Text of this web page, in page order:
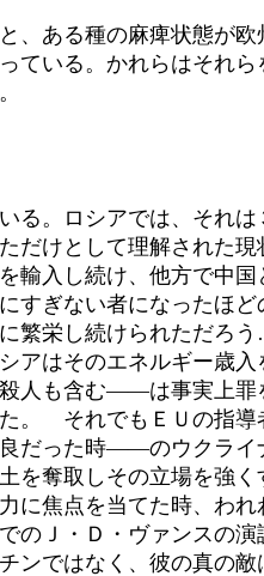
ある種の麻痺状態が
ている。かれらはそれ
。ロシアでは、それ
だけとして理解された
輸入し続け、他方で中
すぎない者になったほ
繁栄し続けられただろ
はそのエネルギー歳
も含む――は事実上罪
。 それでもＥＵの指
った時――のウクライ
を奪取しその立場を強く
焦点を当てた時、わ
のＪ・Ｄ・ヴァンスの
ンではなく、彼の真の